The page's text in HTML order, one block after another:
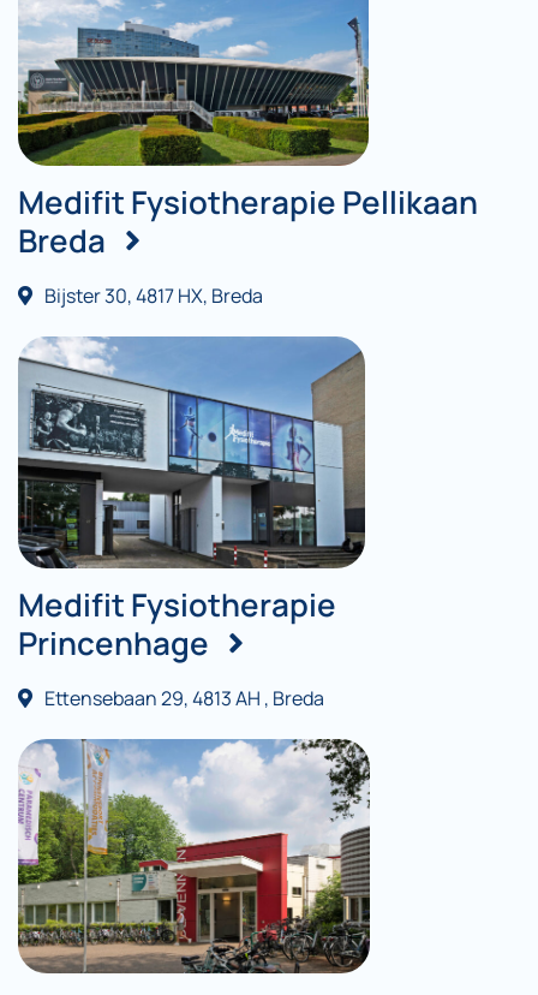
Medifit Fysiotherapie Pellikaan
Breda
Bijster 30, 4817 HX, Breda
Medifit Fysiotherapie
Princenhage
Ettensebaan 29, 4813 AH , Breda